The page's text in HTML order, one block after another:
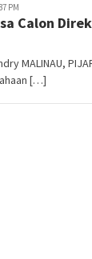
PM
Calon
MALINAU,
[…]